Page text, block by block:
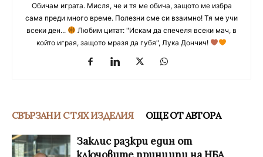
Обичам играта. Мисля, че и тя ме обича, защото ме избра
сама преди много време. Полезни сме си взаимно! Тя ме учи
всеки ден...
Любим цитат: "Искам да спечеля всеки мач, в
който играя, защото мразя да губя", Лука Дончич!
СВЪРЗАНИ С ТЯХ ИЗДЕЛИЯ ОЩЕ ОТ АВТОРА
Заклис разкри един от